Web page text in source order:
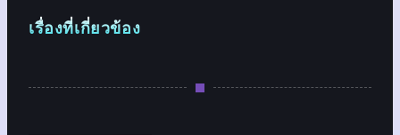
เรื่องที่เกี่ยวข้อง